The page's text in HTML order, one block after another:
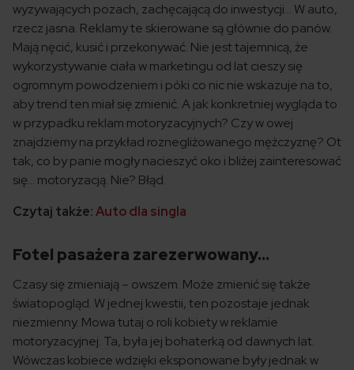
wyzywających pozach, zachęcającą do inwestycji… W auto,
rzecz jasna. Reklamy te skierowane są głównie do panów.
Mają nęcić, kusić i przekonywać. Nie jest tajemnicą, że
wykorzystywanie ciała w marketingu od lat cieszy się
ogromnym powodzeniem i póki co nic nie wskazuje na to,
aby trend ten miał się zmienić. A jak konkretniej wygląda to
w przypadku reklam motoryzacyjnych? Czy w owej
znajdziemy na przykład roznegliżowanego mężczyznę? Ot
tak, co by panie mogły nacieszyć oko i bliżej zainteresować
się… motoryzacją. Nie? Błąd.
Czytaj także:Auto dla singla
Fotel pasażera zarezerwowany…
Czasy się zmieniają – owszem. Może zmienić się także
światopogląd. W jednej kwestii, ten pozostaje jednak
niezmienny. Mowa tutaj o roli kobiety w reklamie
motoryzacyjnej. Ta, była jej bohaterką od dawnych lat.
Wówczas kobiece wdzięki eksponowane były jednak w